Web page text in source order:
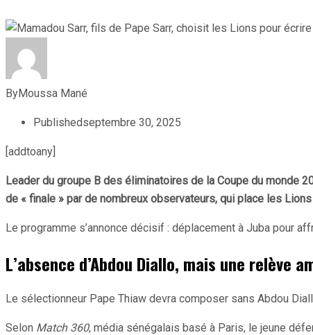
ByMoussa Mané
Publishedseptembre 30, 2025
[addtoany]
Leader du groupe B des éliminatoires de la Coupe du monde
de « finale » par de nombreux observateurs, qui place les
Le programme s’annonce décisif : déplacement à Juba pour
L’absence d’Abdou Diallo, mais une relève
Le sélectionneur Pape Thiaw devra composer sans Abdou
Selon Match 360, média sénégalais basé à Paris, le jeune